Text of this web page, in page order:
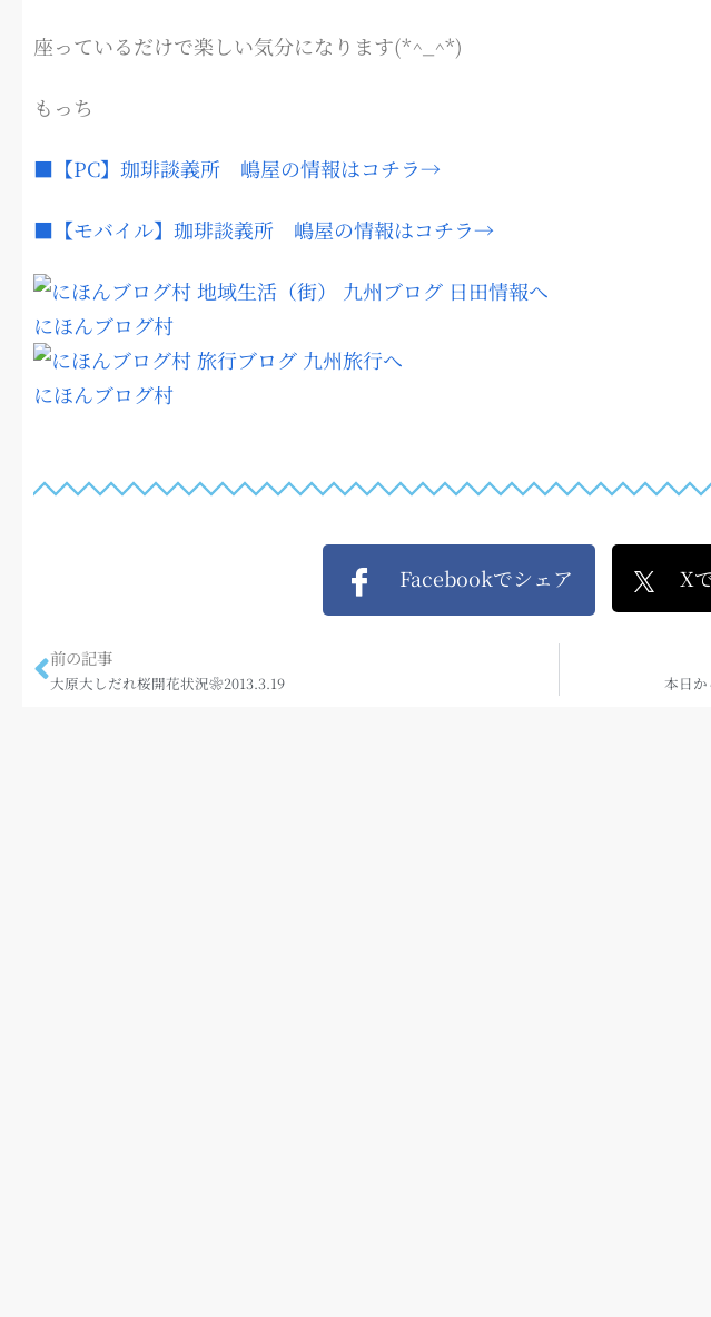
座っているだけで楽しい気分になります(*^_^*)
もっち
■【PC】珈琲談義所 嶋屋の情報はコチラ→
■【モバイル】珈琲談義所 嶋屋の情報はコチラ→
にほんブログ村
にほんブログ村
Facebookでシェア X
前の記事
大原大しだれ桜開花状況❀2013.3.19 本日